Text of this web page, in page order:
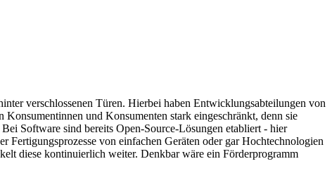
verschlossenen Türen. Hierbei haben Entwicklungsabteilungen von
und Konsumenten stark eingeschränkt, denn sie
Software sind bereits Open-Source-Lösungen etabliert - hier
von einfachen Geräten oder gar Hochtechnologien
diese kontinuierlich weiter. Denkbar wäre ein Förderprogramm